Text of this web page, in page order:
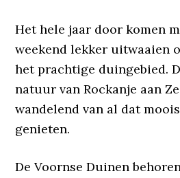
Het hele jaar door komen
weekend lekker uitwaaien
het prachtige duingebied.
natuur van Rockanje aan
wandelend van al dat
genieten.
De Voornse Duinen